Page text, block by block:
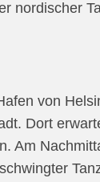
nordischer
von
Dort
Am